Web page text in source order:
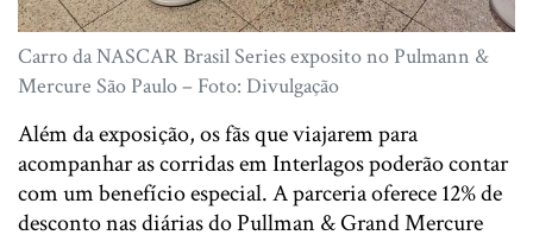
Carro da NASCAR Brasil Series exposito no Pulmann &
Mercure São Paulo – Foto: Divulgação
Além da exposição, os fãs que viajarem para
acompanhar as corridas em Interlagos poderão contar
com um benefício especial. A parceria oferece 12% de
desconto nas diárias do Pullman & Grand Mercure